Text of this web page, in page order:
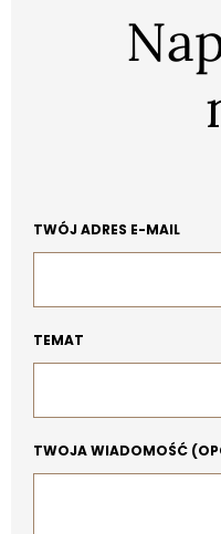
TWÓJ ADRES E-MAIL
TEMAT
TWOJA WIADOMOŚĆ